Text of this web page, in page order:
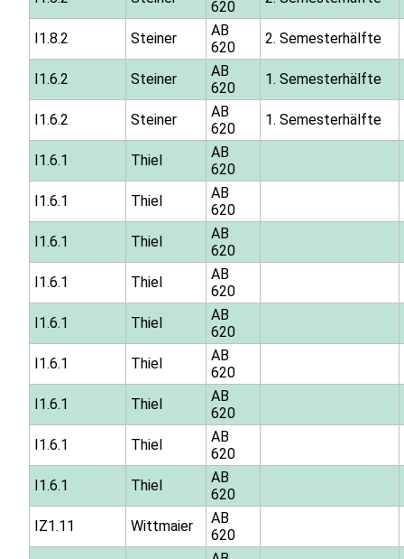
620
I1.8.2 Steiner
AB
620
2. Semesterhälfte
I1.6.2 Steiner
AB
620
1. Semesterhälfte
I1.6.2 Steiner
AB
620
1. Semesterhälfte
I1.6.1 Thiel
AB
620
I1.6.1 Thiel
AB
620
I1.6.1 Thiel
AB
620
I1.6.1 Thiel
AB
620
I1.6.1 Thiel
AB
620
I1.6.1 Thiel
AB
620
I1.6.1 Thiel
AB
620
I1.6.1 Thiel
AB
620
I1.6.1 Thiel
AB
620
IZ1.11 Wittmaier
AB
620